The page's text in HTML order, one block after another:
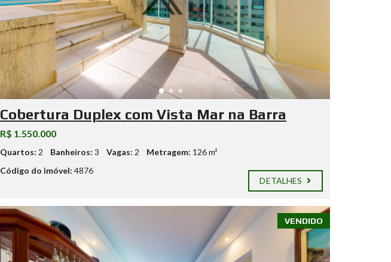
Cobertura Duplex com Vista Mar na Barra
R$ 1.550.000
Quartos: 2 Banheiros: 3 Vagas: 2 Metragem: 126 m²
Código do imóvel: 4876
DETALHES
VENDIDO